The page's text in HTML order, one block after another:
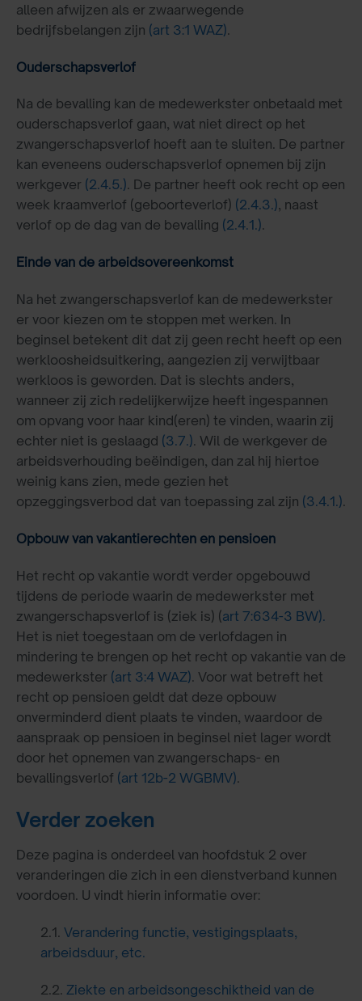
alleen afwijzen als er zwaarwegende
bedrijfsbelangen zijn (art 3:1 WAZ).
Ouderschapsverlof
Na de bevalling kan de medewerkster onbetaald met
ouderschapsverlof gaan, wat niet direct op het
zwangerschapsverlof hoeft aan te sluiten. De partner
kan eveneens ouderschapsverlof opnemen bij zijn
werkgever (2.4.5.). De partner heeft ook recht op een
week kraamverlof (geboorteverlof) (2.4.3.), naast
verlof op de dag van de bevalling (2.4.1.).
Einde van de arbeidsovereenkomst
Na het zwangerschapsverlof kan de medewerkster
er voor kiezen om te stoppen met werken. In
beginsel betekent dit dat zij geen recht heeft op een
werkloosheidsuitkering, aangezien zij verwijtbaar
werkloos is geworden. Dat is slechts anders,
wanneer zij zich redelijkerwijze heeft ingespannen
om opvang voor haar kind(eren) te vinden, waarin zij
echter niet is geslaagd (3.7.). Wil de werkgever de
arbeidsverhouding beëindigen, dan zal hij hiertoe
weinig kans zien, mede gezien het
opzeggingsverbod dat van toepassing zal zijn (3.4.1.).
Opbouw van vakantierechten en pensioen
Het recht op vakantie wordt verder opgebouwd
tijdens de periode waarin de medewerkster met
zwangerschapsverlof is (ziek is) (art 7:634-3 BW).
Het is niet toegestaan om de verlofdagen in
mindering te brengen op het recht op vakantie van de
medewerkster (art 3:4 WAZ). Voor wat betreft het
recht op pensioen geldt dat deze opbouw
onverminderd dient plaats te vinden, waardoor de
aanspraak op pensioen in beginsel niet lager wordt
door het opnemen van zwangerschaps- en
bevallingsverlof (art 12b-2 WGBMV).
Verder zoeken
Deze pagina is onderdeel van hoofdstuk 2 over
veranderingen die zich in een dienstverband kunnen
voordoen. U vindt hierin informatie over:
2.1. Verandering functie, vestigingsplaats,
arbeidsduur, etc.
2.2. Ziekte en arbeidsongeschiktheid van de